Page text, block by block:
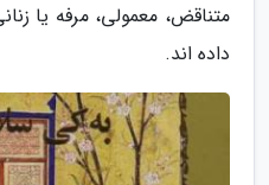
متناقض، معمولی، مرفه یا
داده اند.